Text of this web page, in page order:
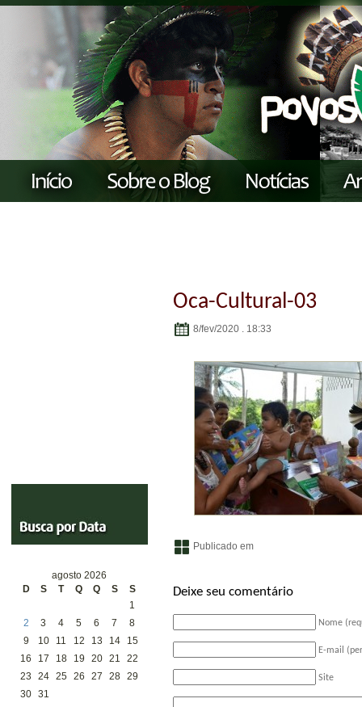
agosto 2026
D
S T Q Q S S
1
2
3 4 5 6 7
8
9
10 11 12 13 14
15
16
17 18 19 20 21
22
23
24 25 26 27 28 29
30 31
Oca-Cultural-03
8/fev/2020 . 18:33
Publicado em
Deixe seu comentário
Nome
E-mail
Site